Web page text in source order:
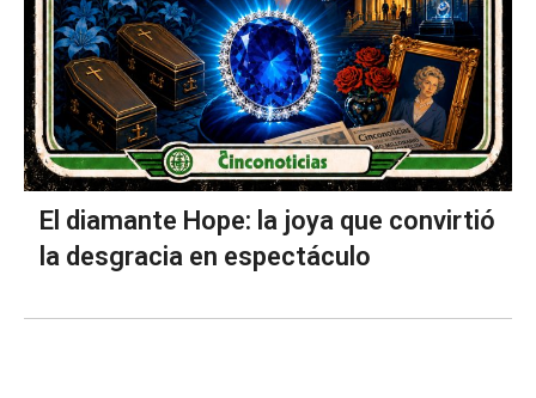
El diamante Hope: la joya que convirtió
la desgracia en espectáculo